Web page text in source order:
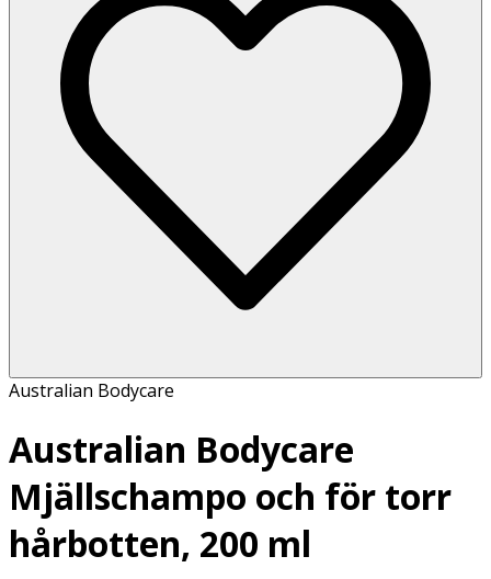
Australian Bodycare
Australian Bodycare
Mjällschampo och för torr
hårbotten, 200 ml